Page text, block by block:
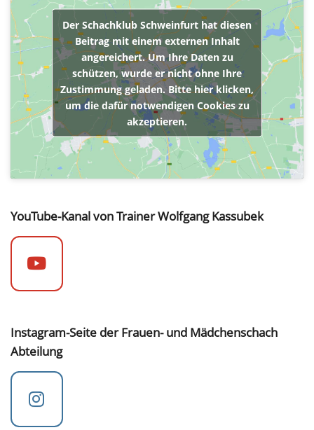
Der Schachklub Schweinfurt hat diesen
Beitrag mit einem externen Inhalt
angereichert. Um Ihre Daten zu
schützen, wurde er nicht ohne Ihre
Zustimmung geladen. Bitte hier klicken,
um die dafür notwendigen Cookies zu
akzeptieren.
YouTube-Kanal von Trainer Wolfgang Kassubek
Instagram-Seite der Frauen- und Mädchenschach
Abteilung